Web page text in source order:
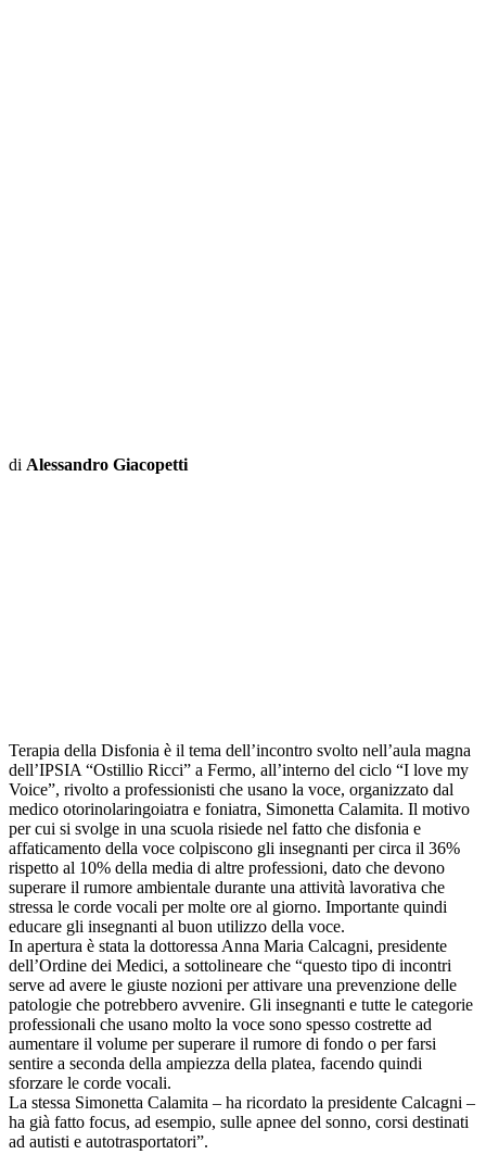
di Alessandro Giacopetti
Terapia della Disfonia è il tema dell’incontro svolto nell’aula magna
dell’IPSIA “Ostillio Ricci” a Fermo, all’interno del ciclo “I love my
Voice”, rivolto a professionisti che usano la voce, organizzato dal
medico otorinolaringoiatra e foniatra, Simonetta Calamita. Il motivo
per cui si svolge in una scuola risiede nel fatto che disfonia e
affaticamento della voce colpiscono gli insegnanti per circa il 36%
rispetto al 10% della media di altre professioni, dato che devono
superare il rumore ambientale durante una attività lavorativa che
stressa le corde vocali per molte ore al giorno. Importante quindi
educare gli insegnanti al buon utilizzo della voce.
In apertura è stata la dottoressa Anna Maria Calcagni, presidente
dell’Ordine dei Medici, a sottolineare che “questo tipo di incontri
serve ad avere le giuste nozioni per attivare una prevenzione delle
patologie che potrebbero avvenire. Gli insegnanti e tutte le categorie
professionali che usano molto la voce sono spesso costrette ad
aumentare il volume per superare il rumore di fondo o per farsi
sentire a seconda della ampiezza della platea, facendo quindi
sforzare le corde vocali.
La stessa Simonetta Calamita – ha ricordato la presidente Calcagni –
ha già fatto focus, ad esempio, sulle apnee del sonno, corsi destinati
ad autisti e autotrasportatori”.